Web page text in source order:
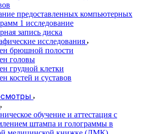
предоставленных компьютерных
1 исследование
запись диска
исследования
брюшной полости
головы
грудной клетки
костей и суставов
обучение и аттестация с
штампа и голограммы в